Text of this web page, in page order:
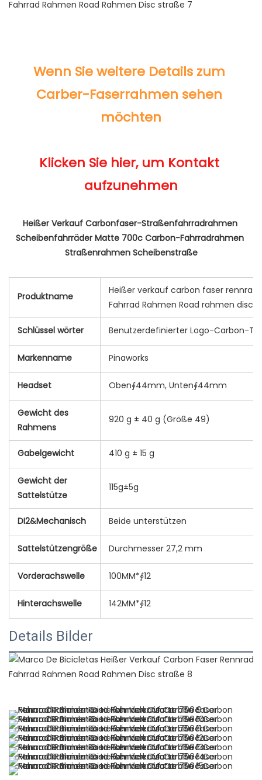
Wenn Sie weitere Details zum
Carber-Faserrahmen sehen
Klicken Sie hier, um Kontakt
Heißer Verkauf Carbonfaser-Straßenfahrradrahmen
Scheibenfahrräder Matte 700c Carbon-Fahrradrahmen
Straßenrahmen Scheibenstraße
Produktname
Heißer verkauf carbon faser
Fahrrad Rahmen Road rahmen disc
Schlüssel wörter Benutzerdefinierter Logo-Carbon-
Markenname Pinaworks
Headset Oben∮44mm, Unten∮44mm
Gewicht des
Rahmens
920 g ± 40 g (Größe 49)
Gabelgewicht 410 g ± 15 g
Gewicht der
Sattelstütze
115g±5g
DI2&Mechanisch Beide unterstützen
Sattelstützengröße Durchmesser 27,2 mm
Vorderachswelle 100MM*∮12
Hinterachswelle 142MM*∮12
Details Bilder